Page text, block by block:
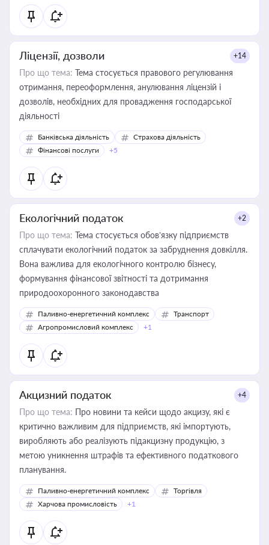
Ліцензії, дозволи +14
Про що тема: Тема стосується правового регулювання
отримання, переоформлення, анулювання ліцензій і
дозволів, необхідних для провадження господарської
діяльності
Банківська діяльність
Страхова діяльність
Фінансові послуги
+5
Екологічний податок +2
Про що тема: Тема стосується обов’язку підприємств
сплачувати екологічний податок за забруднення довкілля.
Вона важлива для екологічного контролю бізнесу,
формування фінансової звітності та дотримання
природоохоронного законодавства
Паливно-енергетичний комплекс
Транспорт
Агропромисловий комплекс
+1
Акцизний податок +4
Про що тема: Про новини та кейси щодо акцизу, які є
критично важливим для підприємств, які імпортують,
виробляють або реалізують підакцизну продукцію, з
метою уникнення штрафів та ефективного податкового
планування.
Паливно-енергетичний комплекс
Торгівля
Харчова промисловість
+1